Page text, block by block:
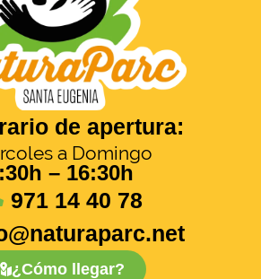
de apertura:
a Domingo
– 16:30h
971 14 40 78
¿Cómo llegar?